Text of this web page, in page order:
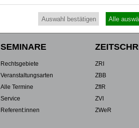
SEMINARE
Rechtsgebiete
Veranstaltungsarten
Alle Termine
Service
Referent:innen
ZRI
ZBB
ZfIR
ZVI
ZWeR
Auswahl bestätigen Alle